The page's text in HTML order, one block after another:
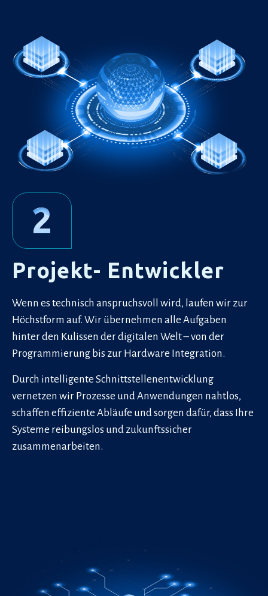
2
Projekt- Entwickler
Wenn es technisch anspruchsvoll wird, laufen wir zur
Höchstform auf. Wir übernehmen alle Aufgaben
hinter den Kulissen der digitalen Welt – von der
Programmierung bis zur Hardware Integration.
Durch intelligente Schnittstellenentwicklung
vernetzen wir Prozesse und Anwendungen nahtlos,
schaffen effiziente Abläufe und sorgen dafür, dass Ihre
Systeme reibungslos und zukunftssicher
zusammenarbeiten.